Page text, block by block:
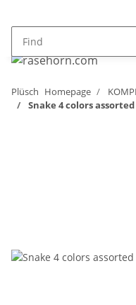
Plüsch Homepage
Snake 4 colors